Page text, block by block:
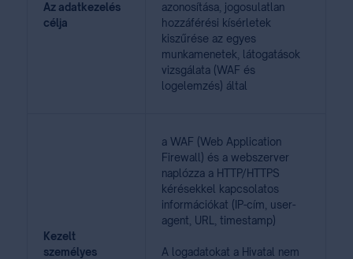
Az adatkezelés
célja
azonosítása, jogosulatlan
hozzáférési kísérletek
kiszűrése az egyes
munkamenetek, látogatások
vizsgálata (WAF és
logelemzés) által
Kezelt
személyes
a WAF (Web Application
Firewall) és a webszerver
naplózza a HTTP/HTTPS
kérésekkel kapcsolatos
információkat (IP-cím, user-
agent, URL, timestamp)
A logadatokat a Hivatal nem